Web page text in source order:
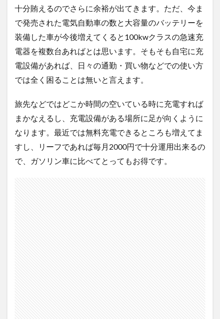
十分賄えるのでさらに余裕が出てきます。ただ、今ま
で発売された電気自動車の数と大容量のバッテリーを
装備した車が今後増えてくると100kwクラスの急速充
電器を複数台あればとは思います。そもそも自宅に充
電設備があれば、日々の通勤・買い物などでの使い方
では全く困ることは無いと言えます。
旅先などではどこか時間の空いている時に充電すれば
まかなえるし、充電設備がある場所に足が向くように
なります。最近では無料充電できるところも増えてま
すし、リーフであれば毎月2000円で十分運用出来るの
で、ガソリン車に比べてとってもお得です。